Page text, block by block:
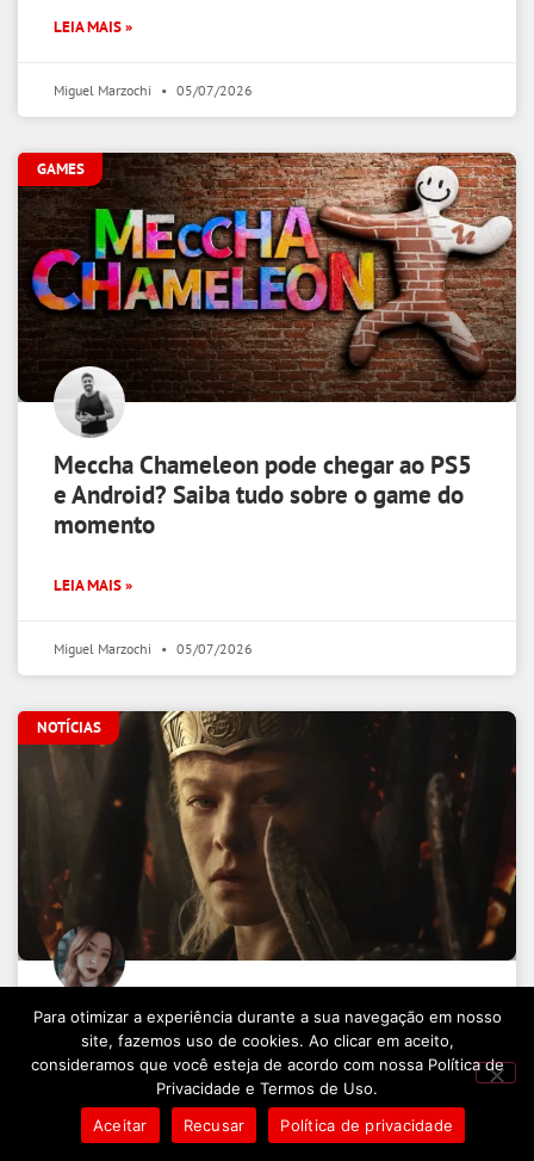
LEIA MAIS »
Miguel Marzochi 05/07/2026
GAMES
Meccha Chameleon pode chegar ao PS5
e Android? Saiba tudo sobre o game do
momento
LEIA MAIS »
Miguel Marzochi 05/07/2026
NOTÍCIAS
House of the Dragon: 3ª temporada
quebra uma tradição de Game of
Thrones
LEIA MAIS »
Para otimizar a experiência durante a sua navegação em nosso
site, fazemos uso de cookies. Ao clicar em aceito,
consideramos que você esteja de acordo com nossa Política de
Privacidade e Termos de Uso.
Aceitar
Recusar Política de privacidade